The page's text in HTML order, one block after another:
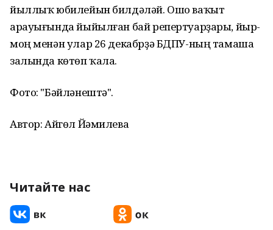
йыллыҡ юбилейын билдәләй. Ошо ваҡыт
арауығында йыйылған бай репертуарҙары, йыр-
моң менән улар 26 декабрҙә БДПУ-ның тамаша
залында көтөп ҡала.
Фото: "Бәйләнештә".
Автор: Айгөл Йәмилева
Читайте нас